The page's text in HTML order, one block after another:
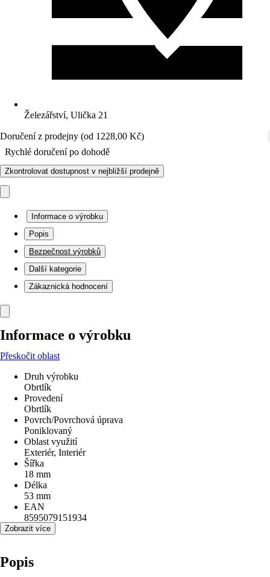
Železářství, Ulička 21
Doručení z prodejny (od 1228,00 Kč)
Rychlé doručení po dohodě
Zkontrolovat dostupnost v nejbližší prodejně
Informace o výrobku
Popis
Bezpečnost výrobků
Další kategorie
Zákaznická hodnocení
Informace o výrobku
Přeskočit oblast
Druh výrobku
Obrtlík
Provedení
Obrtlík
Povrch/Povrchová úprava
Poniklovaný
Oblast využití
Exteriér, Interiér
Šířka
18 mm
Délka
53 mm
EAN
8595079151934
Zobrazit více
Popis